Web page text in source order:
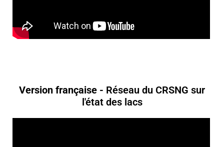
Version française - Réseau du CRSNG sur
l'état des lacs